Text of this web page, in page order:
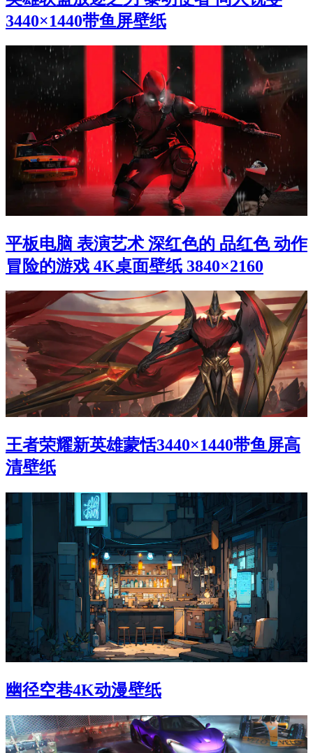
3440×1440带鱼屏壁纸
平板电脑 表演艺术 深红色的 品红色 动作
冒险的游戏 4K桌面壁纸 3840×2160
王者荣耀新英雄蒙恬3440×1440带鱼屏高
清壁纸
幽径空巷4K动漫壁纸